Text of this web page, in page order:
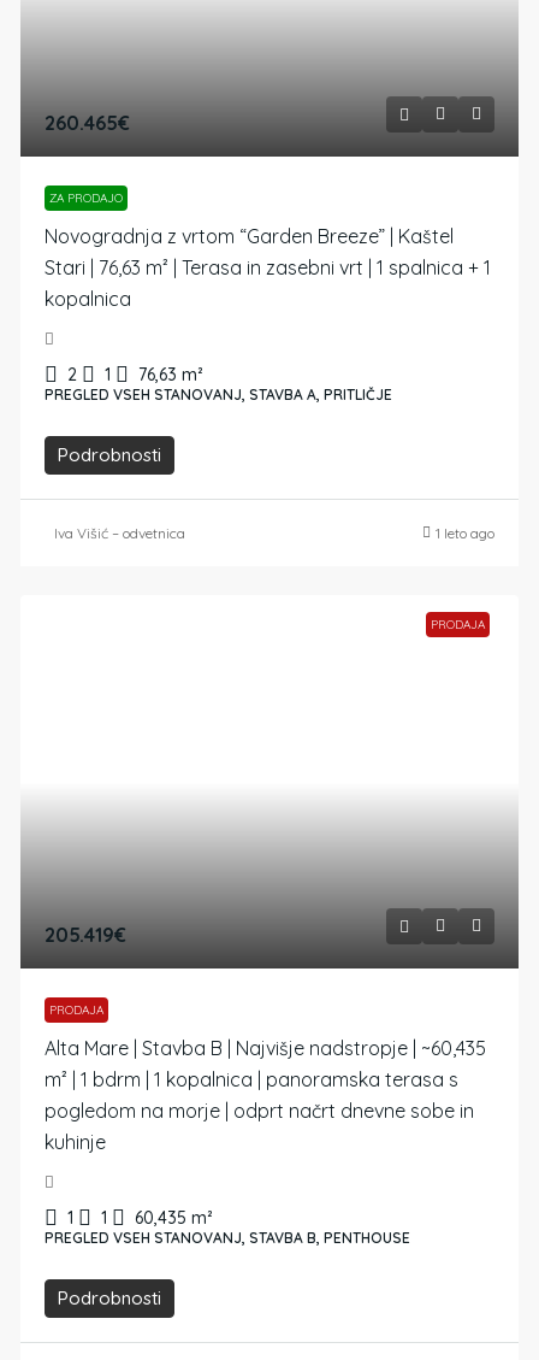
260.465€
ZA PRODAJO
Novogradnja z vrtom “Garden Breeze” | Kaštel
Stari | 76,63 m² | Terasa in zasebni vrt | 1 spalnica + 1
kopalnica
2 1 76,63 m²
PREGLED VSEH STANOVANJ, STAVBA A, PRITLIČJE
Podrobnosti
Iva Višić – odvetnica 1 leto ago
PRODAJA
205.419€
PRODAJA
Alta Mare | Stavba B | Najvišje nadstropje | ~60,435
m² | 1 bdrm | 1 kopalnica | panoramska terasa s
pogledom na morje | odprt načrt dnevne sobe in
kuhinje
1 1 60,435 m²
PREGLED VSEH STANOVANJ, STAVBA B, PENTHOUSE
Podrobnosti